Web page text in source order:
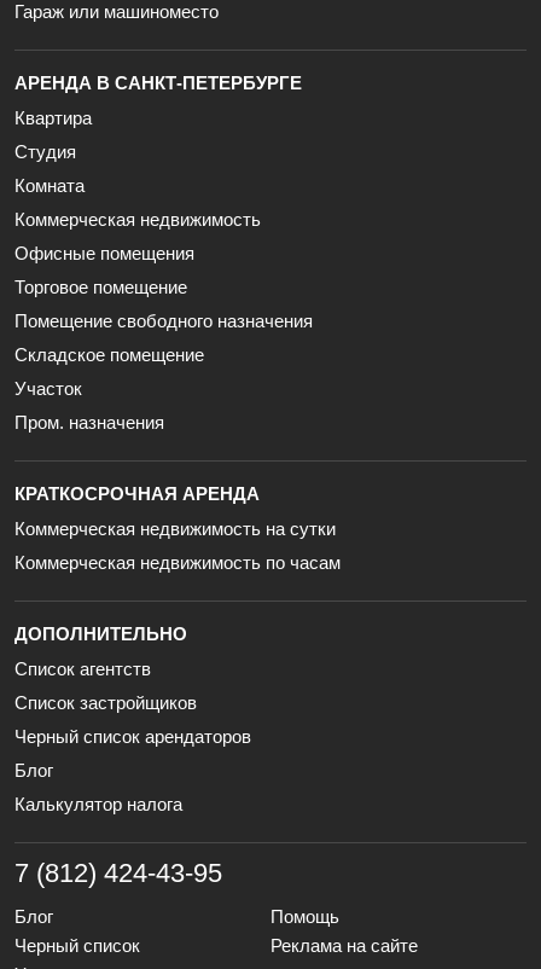
Гараж или машиноместо
АРЕНДА В САНКТ-ПЕТЕРБУРГЕ
Квартира
Студия
Комната
Коммерческая недвижимость
Офисные помещения
Торговое помещение
Помещение свободного назначения
Складское помещение
Участок
Пром. назначения
КРАТКОСРОЧНАЯ АРЕНДА
Коммерческая недвижимость на сутки
Коммерческая недвижимость по часам
ДОПОЛНИТЕЛЬНО
Список агентств
Список застройщиков
Черный список арендаторов
Блог
Калькулятор налога
7 (812) 424-43-95
Блог
Помощь
Черный список
Реклама на сайте